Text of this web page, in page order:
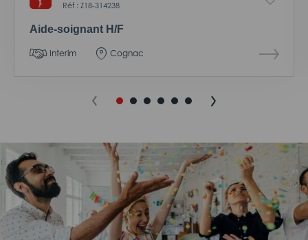
Réf : Z18-314238
Aide-soignant H/F
Interim Cognac